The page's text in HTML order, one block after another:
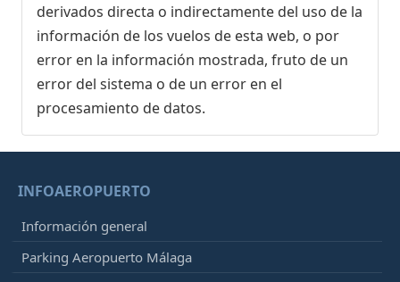
derivados directa o indirectamente del uso de la
información de los vuelos de esta web, o por
error en la información mostrada, fruto de un
error del sistema o de un error en el
procesamiento de datos.
INFOAEROPUERTO
Información general
Parking Aeropuerto Málaga